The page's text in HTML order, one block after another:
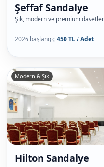
Şeffaf Sandalye
Şık, modern ve premium
2026 başlangıç450 TL / Adet
Modern & Şık
Hilton Sandalye